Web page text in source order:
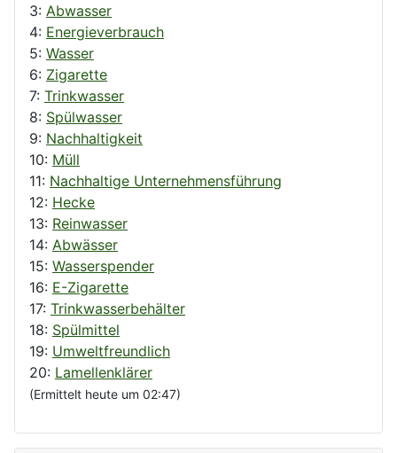
3: Abwasser
4: Energieverbrauch
5: Wasser
6: Zigarette
7: Trinkwasser
8: Spülwasser
9: Nachhaltigkeit
10: Müll
11: Nachhaltige Unternehmensführung
12: Hecke
13: Reinwasser
14: Abwässer
15: Wasserspender
16: E-Zigarette
17: Trinkwasserbehälter
18: Spülmittel
19: Umweltfreundlich
20: Lamellenklärer
(Ermittelt heute um 02:47)